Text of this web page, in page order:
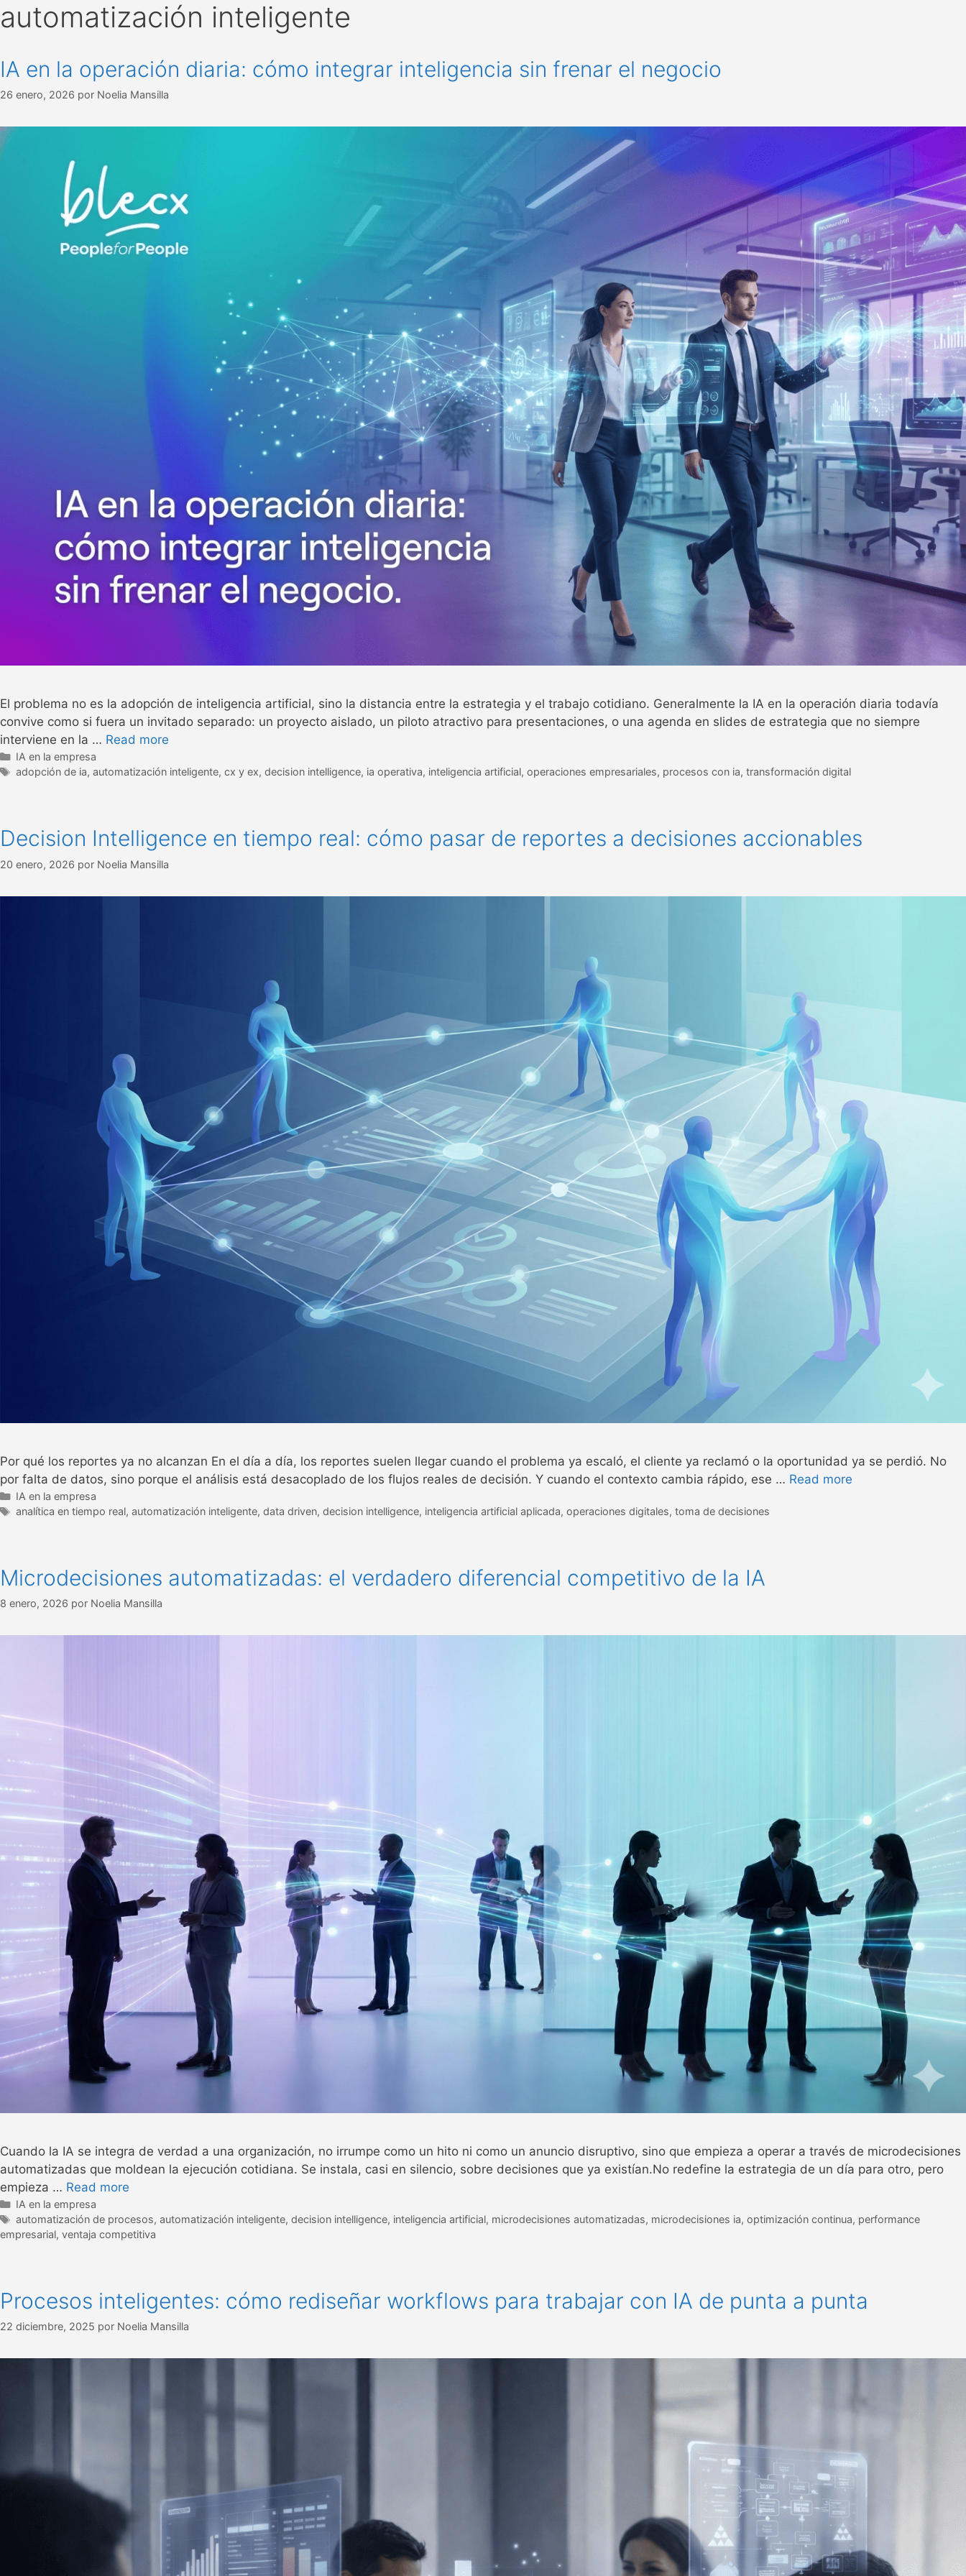
automatización inteligente
IA en la operación diaria: cómo integrar inteligencia sin frenar el negocio
26 enero, 2026 por Noelia Mansilla
El problema no es la adopción de inteligencia artificial, sino la distancia entre la estrategia y el trabajo cotidiano. Generalmente la IA en la operación diaria todavía
convive como si fuera un invitado separado: un proyecto aislado, un piloto atractivo para presentaciones, o una agenda en slides de estrategia que no siempre
interviene en la … Read more
IA en la empresa
adopción de ia, automatización inteligente, cx y ex, decision intelligence, ia operativa, inteligencia artificial, operaciones empresariales, procesos con ia, transformación digital
Decision Intelligence en tiempo real: cómo pasar de reportes a decisiones accionables
20 enero, 2026 por Noelia Mansilla
Por qué los reportes ya no alcanzan En el día a día, los reportes suelen llegar cuando el problema ya escaló, el cliente ya reclamó o la oportunidad ya se perdió. No
por falta de datos, sino porque el análisis está desacoplado de los flujos reales de decisión. Y cuando el contexto cambia rápido, ese … Read more
IA en la empresa
analítica en tiempo real, automatización inteligente, data driven, decision intelligence, inteligencia artificial aplicada, operaciones digitales, toma de decisiones
Microdecisiones automatizadas: el verdadero diferencial competitivo de la IA
8 enero, 2026 por Noelia Mansilla
Cuando la IA se integra de verdad a una organización, no irrumpe como un hito ni como un anuncio disruptivo, sino que empieza a operar a través de microdecisiones
automatizadas que moldean la ejecución cotidiana. Se instala, casi en silencio, sobre decisiones que ya existían.No redefine la estrategia de un día para otro, pero
empieza … Read more
IA en la empresa
automatización de procesos, automatización inteligente, decision intelligence, inteligencia artificial, microdecisiones automatizadas, microdecisiones ia, optimización continua, performance
empresarial, ventaja competitiva
Procesos inteligentes: cómo rediseñar workflows para trabajar con IA de punta a punta
22 diciembre, 2025 por Noelia Mansilla